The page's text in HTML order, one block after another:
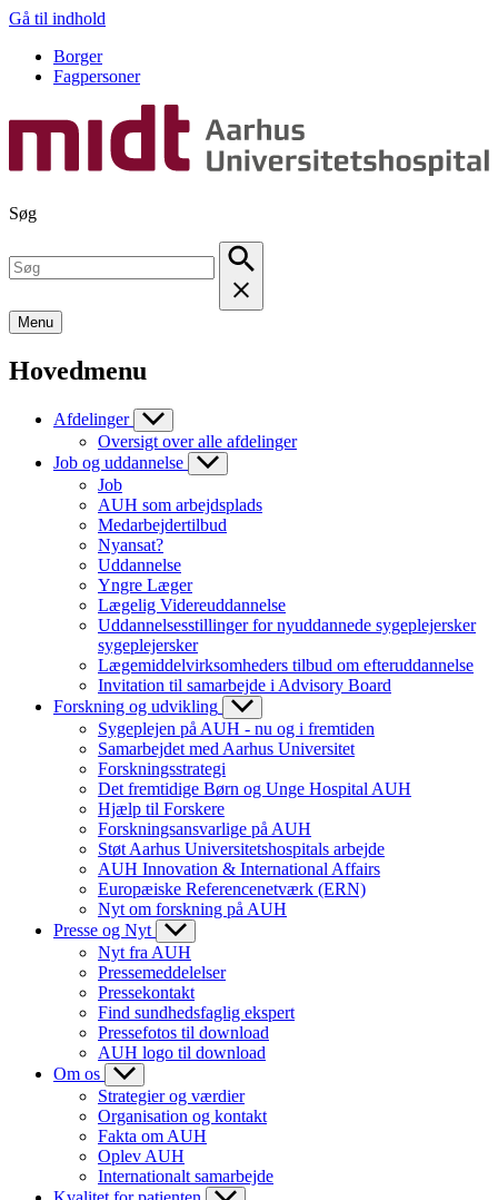
Gå til indhold
Borger
Fagpersoner
Søg
Menu
Hovedmenu
Afdelinger
Oversigt over alle afdelinger
Job og uddannelse
Job
AUH som arbejdsplads
Medarbejdertilbud
Nyansat?
Uddannelse
Yngre Læger
Lægelig Videreuddannelse
Uddannelsesstillinger for nyuddannede sygeplejersker
sygeplejersker
Lægemiddelvirksomheders tilbud om efteruddannelse
Invitation til samarbejde i Advisory Board
Forskning og udvikling
Sygeplejen på AUH - nu og i fremtiden
Samarbejdet med Aarhus Universitet
Forskningsstrategi
Det fremtidige Børn og Unge Hospital AUH
Hjælp til Forskere
Forskningsansvarlige på AUH
Støt Aarhus Universitetshospitals arbejde
AUH Innovation & International Affairs
Europæiske Referencenetværk (ERN)
Nyt om forskning på AUH
Presse og Nyt
Nyt fra AUH
Pressemeddelelser
Pressekontakt
Find sundhedsfaglig ekspert
Pressefotos til download
AUH logo til download
Om os
Strategier og værdier
Organisation og kontakt
Fakta om AUH
Oplev AUH
Internationalt samarbejde